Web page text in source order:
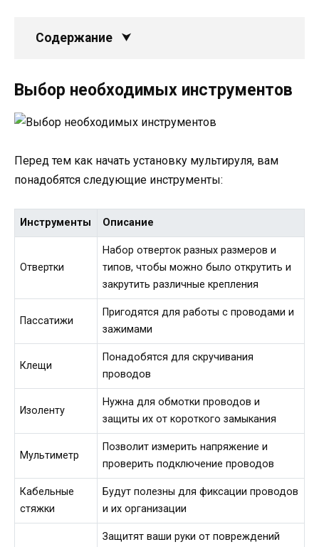
Содержание
Выбор необходимых инструментов
Перед тем как начать установку мультируля, вам
понадобятся следующие инструменты:
Инструменты Описание
Отвертки
Набор отверток разных размеров и
типов, чтобы можно было открутить и
закрутить различные крепления
Пассатижи
Пригодятся для работы с проводами и
зажимами
Клещи
Понадобятся для скручивания
проводов
Изоленту
Нужна для обмотки проводов и
защиты их от короткого замыкания
Мультиметр
Позволит измерить напряжение и
проверить подключение проводов
Кабельные
стяжки
Будут полезны для фиксации проводов
и их организации
Защитят ваши руки от повреждений